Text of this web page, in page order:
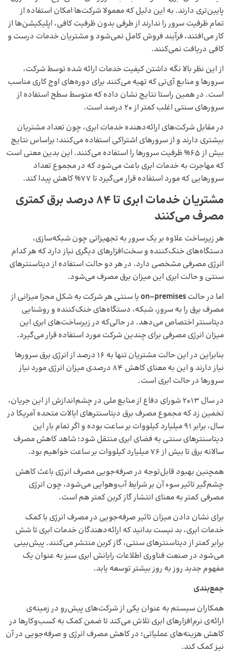
پایین‌تری دارند. به این دلیل که معمولا شرکت‌ها امکان استفاده از
تمام ظرفیت سرور را ندارند از طرفی بدون ظرفیت کافی، اپلیکیشن‌­ها از
کار می‌­افتند، فرآیند فروش کامل نمی­‌شود و مشتریان خدمات درست و
کافی دریافت نمی­‌کنند.
از این نظر بالا نگه داشتن کیفیت خدمات ارائه شده توسط شرکت،
سرورها و منابع آی­‌تی که تهیه می‌کنند برای دوره‌های اوج کاری مناسب
است. در همین راستا نتایج نشان داده که متوسط سطح استفاده از
سرور‌های سنتی اغلب کمتر از 20 درصد است.
در مقابل شرکت‌های ارائه‌دهنده خدمات ابری، چون تعداد مشتریان
بیشتری دارند و از سرورهای اشتراکی استفاده می‌کنند؛ براساس نتایج
بیش از 65% ظرفیت سرورها را استفاده می‌کنند. این بدین معنی است
که مهاجرت به خدمات ابری باعث می‌شود که در مجموع تعداد
سرور‌هایی که مورد استفاده قرار می‌گیرد تا 77% کاهش پیدا کند.
مشتریان خدمات ابری تا 84 درصد برق کمتری
مصرف می­‌کنند
هر زیرساخت علاوه بر یک سرور به تجهیزاتی چون شبکه‌سازی،
دستگاه‌های خنک‌کننده و سخت‌افزارهای دیگری نیاز دارد که هر کدام
انرژی مصرفی مشخصی دارد. در هر دو حالت استفاده از دیتاسنترهای
سنتی و حالت ابری این میزان برق مصرف می‌شود.
اما در حالتon-premisesیا سنتی هر شرکت به شکل مجزا میزانی از
مصرف برق را به سرور، شبکه، دستگاه‌های خنک‌کننده و روشنایی
دیتاسنتر اختصاص می‌دهد. در حالی‌که در زیرساخت‌های ابری این
میزان انرژی مصرفی برای چندین شرکت مورد استفاده قرار می‌گیرد.
بنابراین در این حالت مشتریان تنها به 16 درصد از انرژی برق سرورها
نیاز دارند و این به معنای کاهش 84 درصدی میزان انرژی مورد نیاز
سرورها در حالت ابری است.
در سال 2013 شورای دفاع از منابع ملی در چشم­‌اندازش از این جریان،
تخمین زد که مجموع مصرف برق دیتاسنترهای ایالات متحده آمریکا در
سال، برابر 91 میلیارد کیلووات بر ساعت بوده و اگر تمام بار این
دیتاسنترهای سنتی به فضای ابری منتقل شود؛ شاهد کاهش مصرف
سالانه برق تا بیش از 76 میلیارد کیلووات بر ساعت خواهیم بود.
همچنین بهبود قابل­‌توجه در صرفه­‌جویی مصرف انرژی باعث کاهش
چشم‌گیر تاثیر سوء آن بر شرایط آب‌‌و‌هوایی می­‌شود، چون انرژی
مصرفی کمتر به معنای انتشار گاز کربن کمتر هم است.
برای نشان دادن میزان تاثیر صرفه‌­جویی در مصرف انرژی با کمک
خدمات ابری، بد نیست بدانید که ارائه­‌دهندگان خدمات ابری تا شش
برابر کمتر از دیتاسنترهای سنتی، گاز کربن منتشر می­‌کنند. پیش‌بینی
می‌شود در صنعت فناوری اطلاعات رایانش ابری سبز به عنوان یک
مفهوم جدید روز به روز بیشتر توسعه یابد.
جمع‌بندی
همکاران سیستم به عنوان یکی از شرکت‌های پیش‌رو در زمینه‌ی
ارائه‌ی نرم‌افزارهای ابری تلاش می‌کند تا ضمن کمک به کسب‌وکارها در
کاهش هزینه‌های عملیاتی؛ در کاهش مصرف انرژی و صرفه‌جویی در آن
نیز کمک کند.